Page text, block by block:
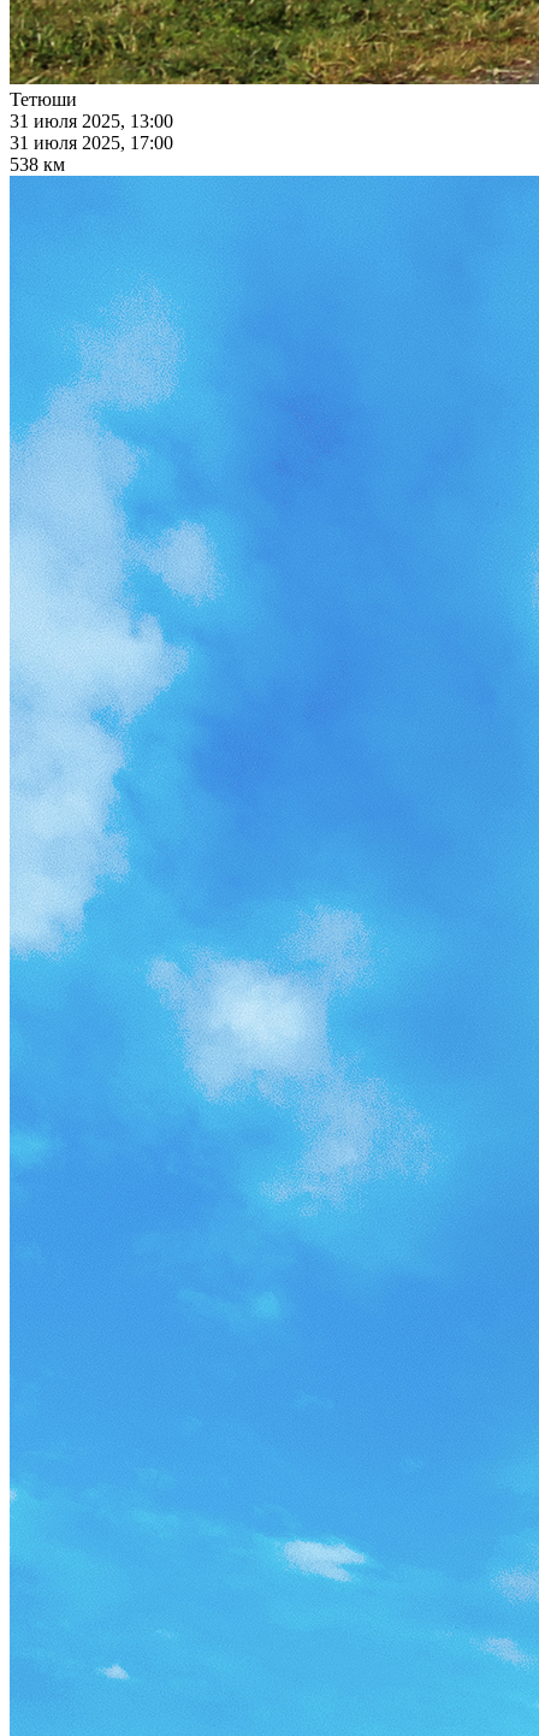
Тетюши
31 июля 2025, 13:00
31 июля 2025, 17:00
538 км